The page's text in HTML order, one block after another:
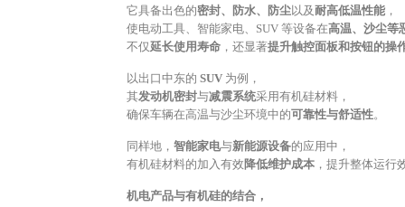
它具备出色的密封、防水、防尘以及耐高低温性能 ，
使电动工具、智能家电、SUV 等设备在高温、沙尘等
不仅延长使用寿命 ，还显著提升触控面板和按钮的操
以出口中东的 SUV 为例，
其发动机密封与减震系统采用有机硅材料，
确保车辆在高温与沙尘环境中的可靠性与舒适性。
同样地， 智能家电与新能源设备的应用中，
有机硅材料的加入有效 降低维护成本 ，提升整体运行
机电产品与有机硅的结合，